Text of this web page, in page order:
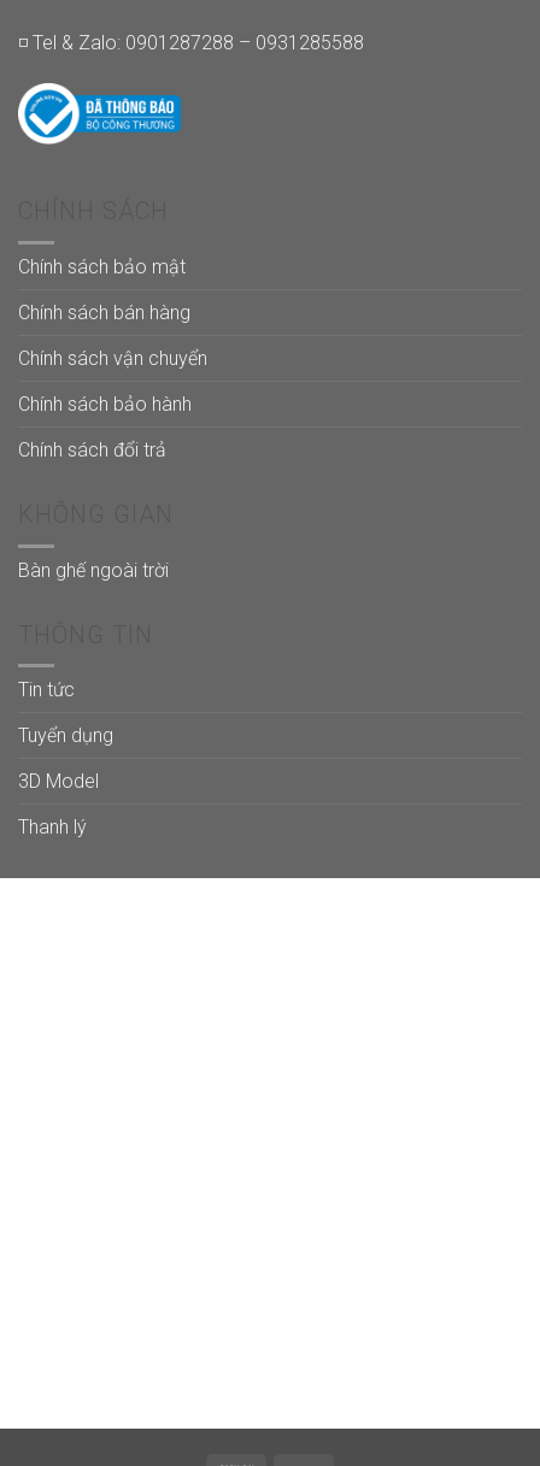
◽ Tel & Zalo: 0901287288 – 0931285588
Chính sách bảo mật
Chính sách bán hàng
Chính sách vận chuyển
Chính sách bảo hành
Chính sách đổi trả
Bàn ghế ngoài trời
Tin tức
Tuyển dụng
3D Model
Thanh lý